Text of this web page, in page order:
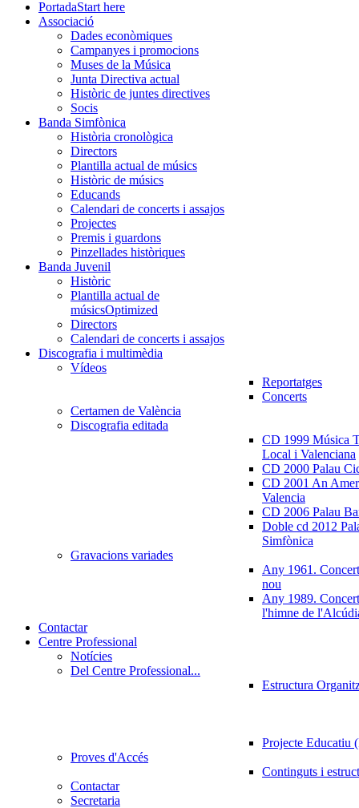
PortadaStart here
Associació
Dades econòmiques
Campanyes i promocions
Muses de la Música
Junta Directiva actual
Històric de juntes directives
Socis
Banda Simfònica
Història cronològica
Directors
Plantilla actual de músics
Històric de músics
Educands
Calendari de concerts i assajos
Projectes
Premis i guardons
Pinzellades històriques
Banda Juvenil
Històric
Plantilla actual de
músicsOptimized
Directors
Calendari de concerts i assajos
Discografia i multimèdia
Vídeos
Reportatges
Concerts
Certamen de València
Discografia editada
CD 1999 Música
Local i Valenciana
CD 2000 Palau
CD 2001 An
Valencia
CD 2006 Palau
Doble cd 2012
Simfònica
Gravacions variades
Any 1961.
nou
Any 1989.
l'himne de
Contactar
Centre Professional
Notícies
Del Centre Professional...
Estructura
Projecte Educatiu
Proves d'Accés
Continguts i
Contactar
Secretaria